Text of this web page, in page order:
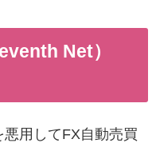
Net）
用してFX自動売買